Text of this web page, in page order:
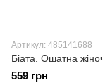
Артикул: 485141688
Біата. Ошатна
559 грн